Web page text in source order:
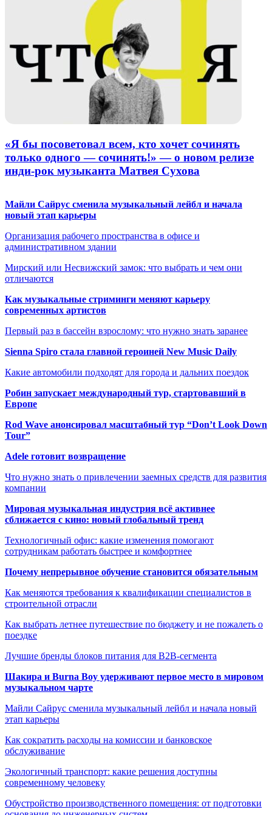
«Я бы посоветовал всем, кто хочет сочинять
только одного — сочинять!» — о новом релизе
инди-рок музыканта Матвея Сухова
Майли Сайрус сменила музыкальный лейбл и начала
новый этап карьеры
Организация рабочего пространства в офисе и
административном здании
Мирский или Несвижский замок: что выбрать и чем они
отличаются
Как музыкальные стриминги меняют карьеру
современных артистов
Первый раз в бассейн взрослому: что нужно знать заранее
Sienna Spiro стала главной героиней New Music Daily
Какие автомобили подходят для города и дальних поездок
Робин запускает международный тур, стартовавший в
Европе
Rod Wave анонсировал масштабный тур “Don’t Look Down
Tour”
Adele готовит возвращение
Что нужно знать о привлечении заемных средств для развития
компании
Мировая музыкальная индустрия всё активнее
сближается с кино: новый глобальный тренд
Технологичный офис: какие изменения помогают
сотрудникам работать быстрее и комфортнее
Почему непрерывное обучение становится обязательным
Как меняются требования к квалификации специалистов в
строительной отрасли
Как выбрать летнее путешествие по бюджету и не пожалеть о
поездке
Лучшие бренды блоков питания для B2B-сегмента
Шакира и Burna Boy удерживают первое место в мировом
музыкальном чарте
Майли Сайрус сменила музыкальный лейбл и начала новый
этап карьеры
Как сократить расходы на комиссии и банковское
обслуживание
Экологичный транспорт: какие решения доступны
современному человеку
Обустройство производственного помещения: от подготовки